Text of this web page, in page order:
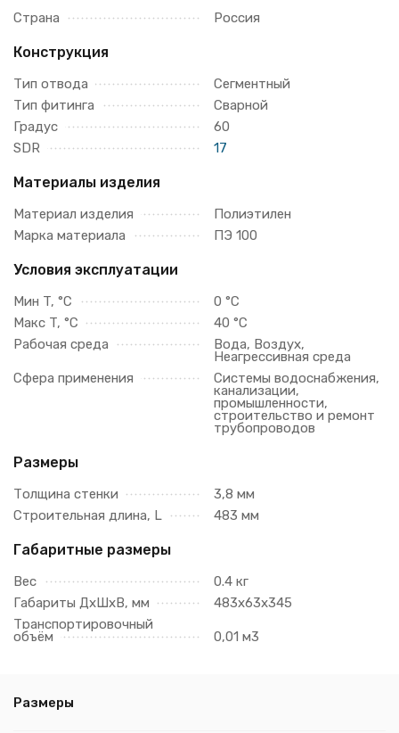
Страна Россия
Конструкция
Тип отвода
Сегментный
Тип фитинга
Сварной
Градус
60
SDR
17
Материалы изделия
Материал изделия
Полиэтилен
Марка материала
ПЭ 100
Условия эксплуатации
Мин T, °C
0 °C
Макс T, °C
40 °C
Рабочая среда
Вода, Воздух,
Неагрессивная среда
Сфера применения
Системы водоснабжения,
канализации,
промышленности,
строительство и ремонт
трубопроводов
Размеры
Толщина стенки
3,8 мм
Строительная длина, L
483 мм
Габаритные размеры
Вес
0.4 кг
Габариты ДхШхВ, мм
483х63х345
Транспортировочный
объём 0,01 м3
Размеры